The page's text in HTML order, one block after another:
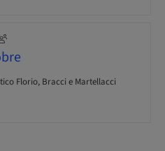
Florio, Bracci e Martellacci